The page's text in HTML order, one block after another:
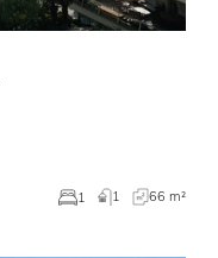
1 1 66 m²